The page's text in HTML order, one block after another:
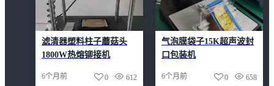
滤清器塑料柱子蘑菇头
1800W热熔铆接机
6个月前 612
0
气泡膜袋子15K超声波封
口包装机
6个月前 658
0